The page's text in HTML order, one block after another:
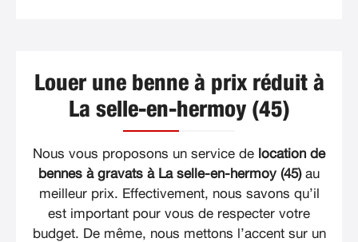
Louer une benne à prix réduit à
La selle-en-hermoy (45)
Nous vous proposons un service de location de
bennes à gravats à La selle-en-hermoy (45)au
meilleur prix. Effectivement, nous savons qu’il
est important pour vous de respecter votre
budget. De même, nous mettons l’accent sur un